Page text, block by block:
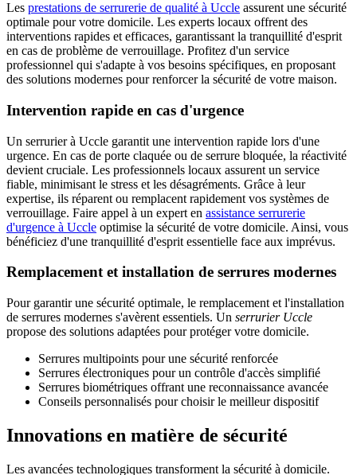
Les prestations de serrurerie de qualité à Uccle assurent une sécurité
optimale pour votre domicile. Les experts locaux offrent des
interventions rapides et efficaces, garantissant la tranquillité d'esprit
en cas de problème de verrouillage. Profitez d'un service
professionnel qui s'adapte à vos besoins spécifiques, en proposant
des solutions modernes pour renforcer la sécurité de votre maison.
Intervention rapide en cas d'urgence
Un serrurier à Uccle garantit une intervention rapide lors d'une
urgence. En cas de porte claquée ou de serrure bloquée, la réactivité
devient cruciale. Les professionnels locaux assurent un service
fiable, minimisant le stress et les désagréments. Grâce à leur
expertise, ils réparent ou remplacent rapidement vos systèmes de
verrouillage. Faire appel à un expert en assistance serrurerie
d'urgence à Uccle optimise la sécurité de votre domicile. Ainsi, vous
bénéficiez d'une tranquillité d'esprit essentielle face aux imprévus.
Remplacement et installation de serrures modernes
Pour garantir une sécurité optimale, le remplacement et l'installation
de serrures modernes s'avèrent essentiels. Un serrurier Uccle
propose des solutions adaptées pour protéger votre domicile.
Serrures multipoints pour une sécurité renforcée
Serrures électroniques pour un contrôle d'accès simplifié
Serrures biométriques offrant une reconnaissance avancée
Conseils personnalisés pour choisir le meilleur dispositif
Innovations en matière de sécurité
Les avancées technologiques transforment la sécurité à domicile.